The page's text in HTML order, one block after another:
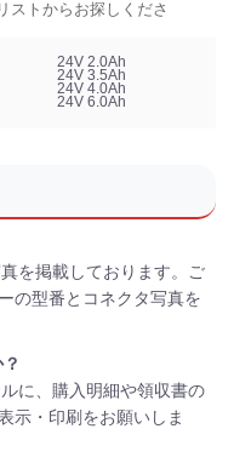
ストからお探しくださ
24V 2.0Ah
24V 3.5Ah
24V 4.0Ah
24V 6.0Ah
を掲載しております。ご
の型番とコネクタ写真を
に、購入明細や領収書の
示・印刷をお願いしま